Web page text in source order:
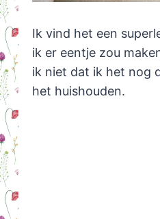
Ik vind het een
ik er eentje zou
ik niet dat ik het nog
het huishouden.